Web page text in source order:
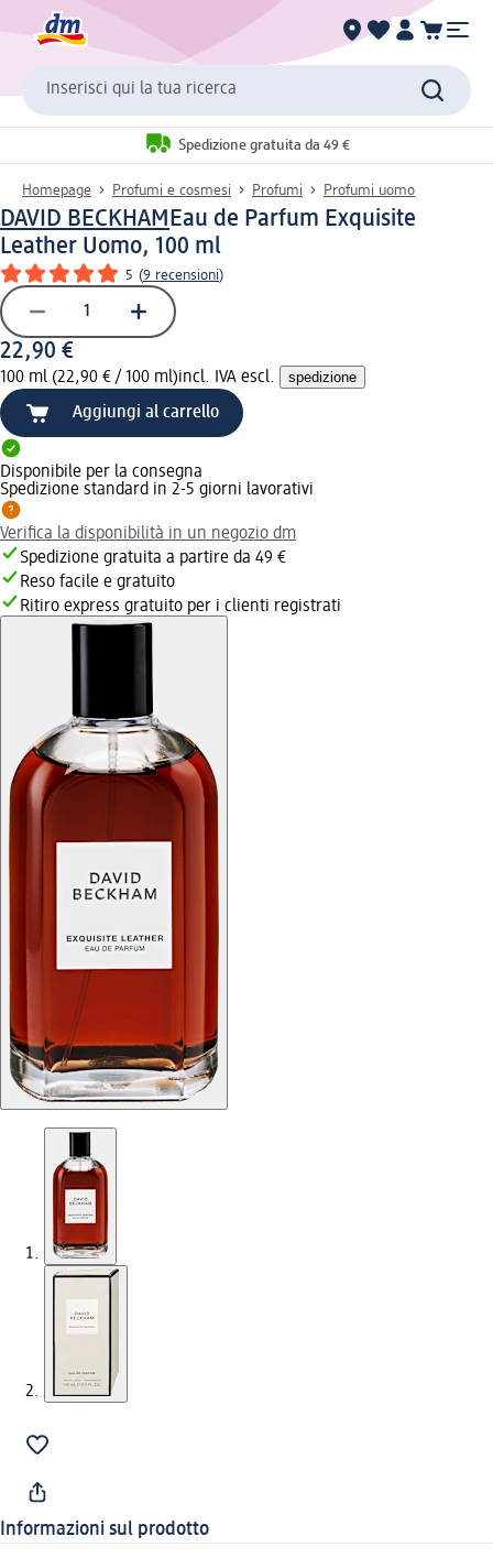
Inserisci qui la tua ricerca
Spedizione gratuita da 49 €
Homepage Profumi e cosmesi Profumi Profumi uomo
DAVID BECKHAMEau de Parfum Exquisite
Leather Uomo, 100 ml
5 (9 recensioni)
22,90 €
100 ml (22,90 € / 100 ml)incl. IVA escl. spedizione
Aggiungi al carrello
Disponibile per la consegna
Spedizione standard in 2-5 giorni lavorativi
Verifica la disponibilità in un negozio dm
Spedizione gratuita a partire da 49 €
Reso facile e gratuito
Ritiro express gratuito per i clienti registrati
Informazioni sul prodotto